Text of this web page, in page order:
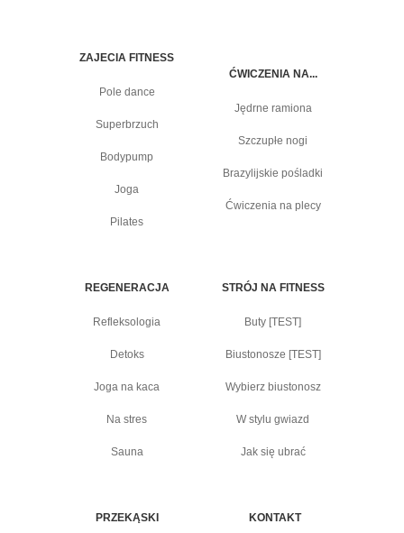
ZAJECIA FITNESS
Pole dance
Superbrzuch
Bodypump
Joga
Pilates
ĆWICZENIA NA...
Jędrne ramiona
Szczupłe nogi
Brazylijskie pośladki
Ćwiczenia na plecy
REGENERACJA
Refleksologia
Detoks
Joga na kaca
Na stres
Sauna
STRÓJ NA FITNESS
Buty [TEST]
Biustonosze [TEST]
Wybierz biustonosz
W stylu gwiazd
Jak się ubrać
PRZEKĄSKI KONTAKT